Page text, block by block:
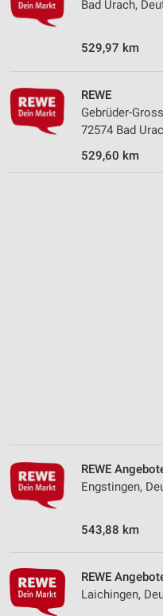
Bad Urach,
529,97 km
REWE
Gebrüder-
72574 Bad
529,60 km
REWE
Engstingen,
543,88 km
REWE
Laichingen,
Erstellung von Profilen für
Erstellung von Profilen zur
von Inhalten
Verwendung von Profilen
Geräte anhand von aktiv
Informationen
Nicht-IAB-Verarbeitungszwecke:
Funktional